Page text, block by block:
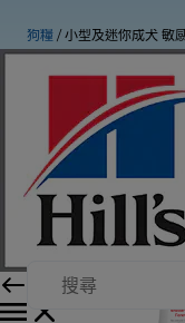
狗糧 小型及迷你成犬 敏